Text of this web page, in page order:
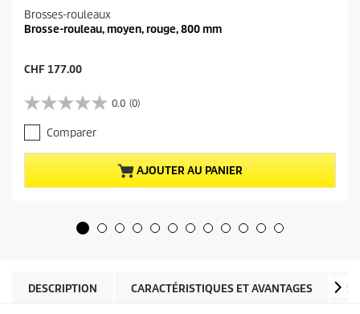
Brosses-rouleaux
Brosse-rouleau, moyen, rouge, 800 mm
P
i
x
a
c
t
u
e
d
CHF 177.00
0.0 (0)
0
.
0
s
u
r
e
Comparer
AJOUTER AU PANIER
DESCRIPTION CARACTÉRISTIQUES ET AVANTAGES